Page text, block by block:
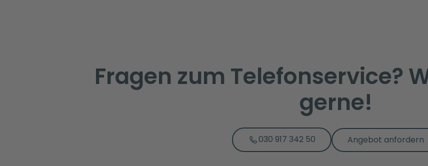
Fragen zum Telefonservice?
gerne!
030 917 342 50 Angebot anfordern